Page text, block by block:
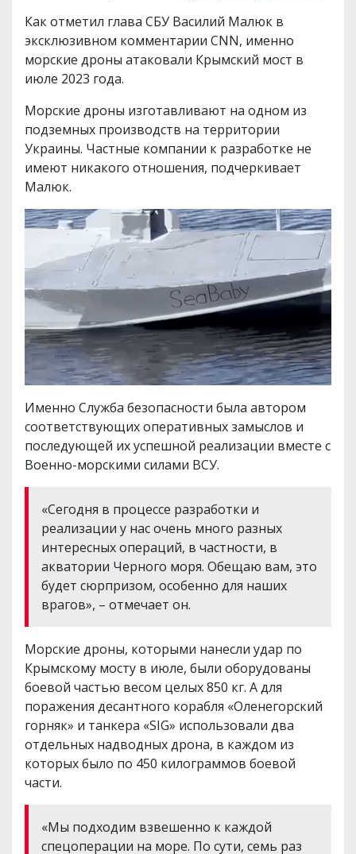
Как отметил глава СБУ Василий Малюк в
эксклюзивном комментарии CNN, именно
морские дроны атаковали Крымский мост в
июле 2023 года.
Морские дроны изготавливают на одном из
подземных производств на территории
Украины. Частные компании к разработке не
имеют никакого отношения, подчеркивает
Малюк.
Именно Служба безопасности была автором
соответствующих оперативных замыслов и
последующей их успешной реализации вместе с
Военно-морскими силами ВСУ.
«Сегодня в процессе разработки и
реализации у нас очень много разных
интересных операций, в частности, в
акватории Черного моря. Обещаю вам, это
будет сюрпризом, особенно для наших
врагов», – отмечает он.
Морские дроны, которыми нанесли удар по
Крымскому мосту в июле, были оборудованы
боевой частью весом целых 850 кг. А для
поражения десантного корабля «Оленегорский
горняк» и танкера «SIG» использовали два
отдельных надводных дрона, в каждом из
которых было по 450 килограммов боевой
части.
«Мы подходим взвешенно к каждой
спецоперации на море. По сути, семь раз